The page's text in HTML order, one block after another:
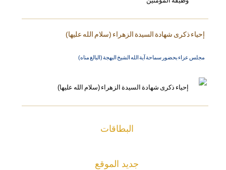
إحياء ذكرى شهادة السيدة الزهراء (سلام الله عليها)
مجلس عزاء بحضور سماحة آية الله الشيخ البهجة (البالغ مناه)
البطاقات
جديد الموقع